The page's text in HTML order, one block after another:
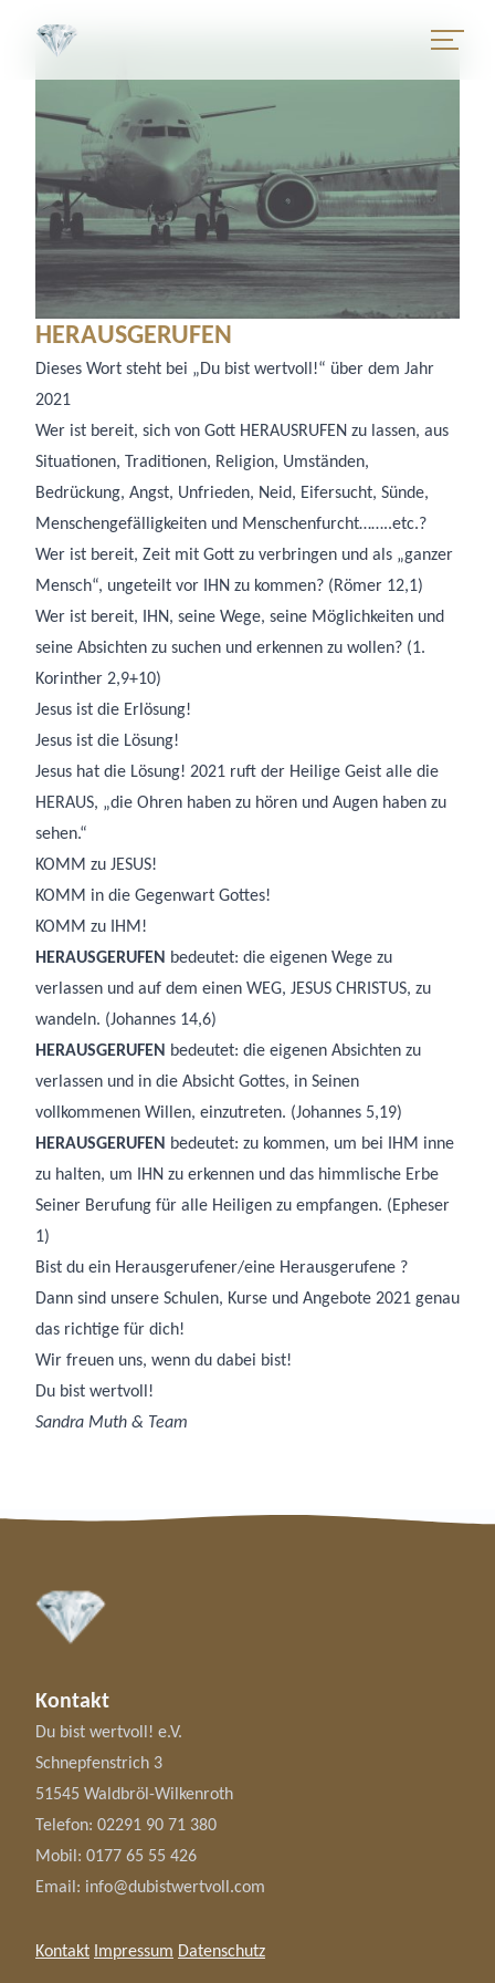
HERAUSGERUFEN
Dieses Wort steht bei „Du bist wertvoll!“ über dem Jahr
2021
Wer ist bereit, sich von Gott HERAUSRUFEN zu lassen, aus
Situationen, Traditionen, Religion, Umständen,
Bedrückung, Angst, Unfrieden, Neid, Eifersucht, Sünde,
Menschengefälligkeiten und Menschenfurcht……..etc.?
Wer ist bereit, Zeit mit Gott zu verbringen und als „ganzer
Mensch“, ungeteilt vor IHN zu kommen? (Römer 12,1)
Wer ist bereit, IHN, seine Wege, seine Möglichkeiten und
seine Absichten zu suchen und erkennen zu wollen? (1.
Korinther 2,9+10)
Jesus ist die Erlösung!
Jesus ist die Lösung!
Jesus hat die Lösung! 2021 ruft der Heilige Geist alle die
HERAUS, „die Ohren haben zu hören und Augen haben zu
sehen.“
KOMM zu JESUS!
KOMM in die Gegenwart Gottes!
KOMM zu IHM!
HERAUSGERUFEN bedeutet: die eigenen Wege zu
verlassen und auf dem einen WEG, JESUS CHRISTUS, zu
wandeln. (Johannes 14,6)
HERAUSGERUFEN bedeutet: die eigenen Absichten zu
verlassen und in die Absicht Gottes, in Seinen
vollkommenen Willen, einzutreten. (Johannes 5,19)
HERAUSGERUFEN bedeutet: zu kommen, um bei IHM inne
zu halten, um IHN zu erkennen und das himmlische Erbe
Seiner Berufung für alle Heiligen zu empfangen. (Epheser
1)
Bist du ein Herausgerufener/eine Herausgerufene ?
Dann sind unsere Schulen, Kurse und Angebote 2021 genau
das richtige für dich!
Wir freuen uns, wenn du dabei bist!
Du bist wertvoll!
Sandra Muth & Team
Kontakt
Du bist wertvoll! e.V.
Schnepfenstrich 3
51545 Waldbröl-Wilkenroth
Telefon: 02291 90 71 380
Mobil: 0177 65 55 426
Email: info@dubistwertvoll.com
Kontakt Impressum Datenschutz